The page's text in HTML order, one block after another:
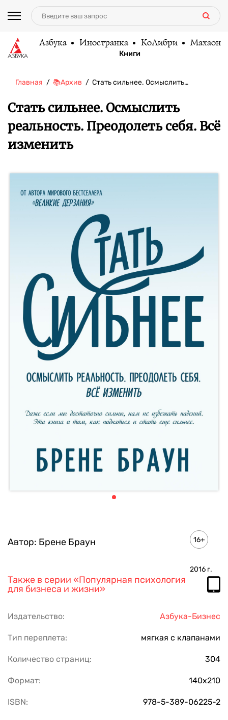
Азбука Иностранка КоЛибри Махаон
Книги
Главная 📚Архив Стать сильнее. Осмыслить…
Стать сильнее. Осмыслить
реальность. Преодолеть себя. Всё
изменить
Автор: Брене Браун 16+
2016 г.
Также в серии «Популярная психология
для бизнеса и жизни»
Издательство: Азбука-Бизнес
Тип переплета: мягкая с клапанами
Количество страниц: 304
Формат: 140х210
ISBN: 978-5-389-06225-2